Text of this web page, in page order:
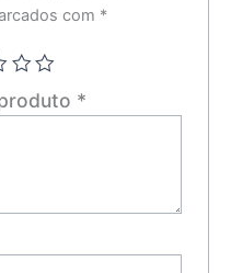
com *
*